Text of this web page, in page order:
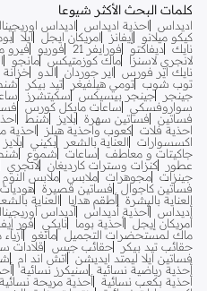
كلمات البحث الأكثر شيوعا
اديداس احذية اديداس اديداس
كيكو ميلانو
إيفانز امريكان ايجل ايلا
نايك ديفاكتو فورايفر 21 فوريو فيرو
لانجري لاسنزا
ماك كوزمتيكس مانجو
نايك اير فورس
اير جوردان الدو خزانة
توب شوب تومي هيلفيغر تيد بيكر
جينجر
جينجر بيسيكس سكيتشرز
سواروفسكي
ساعات مايكل كورس
فساتين
فساتين سهرة بلايز شنط
احذية فلات كعوب واحذية هيلز احذية
اكسسوارات
العناية بالشعر بكيني بلايز
جاكيتات و معاطف
ساعات شموع
عطور
كنزات وسترات كارديغان لانجري
جينزات مجوهرات ملابس ملابس النوم
فساتين كاجوال
فساتين قصيرة
العناية بالبشرة أطقم هدايا العناية
أديداس أحذية أديداس أديداس
أمريكان إيجل أحذية بوما نايكي فور إيفر
ماك لمستحضرات التجميل مانغو
حقائب تيد بيكر
حقائب جيس
قلادات
فساتين ايلا ليمتد ايديشن
اتش اند ام
أحذية رياضية نسائية
سنيكرز نسائية
أحذية بكعب نسائية أحذية مريحة نسائية